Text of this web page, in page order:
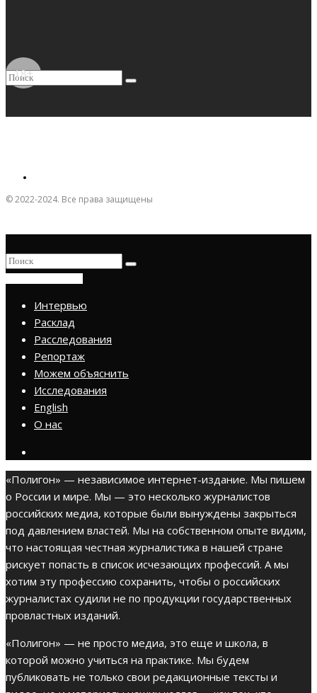
18+
© 2022-2024. Все права защищены
Интервью
Расклад
Расследования
Репортаж
Можем объяснить
Исследования
English
О нас
«Полигон» — независимое интернет-издание. Мы пишем
о России и мире. Мы — это несколько журналистов
российских медиа, которые были вынуждены закрыться
под давлением властей. Мы на собственном опыте видим,
что настоящая честная журналистика в нашей стране
рискует попасть в список исчезающих профессий. А мы
хотим эту профессию сохранить, чтобы о российских
журналистах судили не по продукции государственных
провластных изданий.
«Полигон» — не просто медиа, это еще и школа, в
которой можно учиться на практике. Мы будем
публиковать не только свои редакционные тексты и